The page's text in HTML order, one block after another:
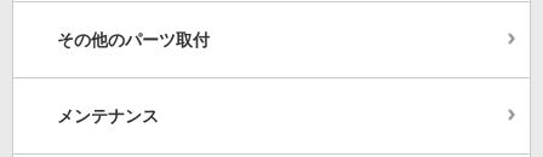
その他のパーツ取付
メンテナンス